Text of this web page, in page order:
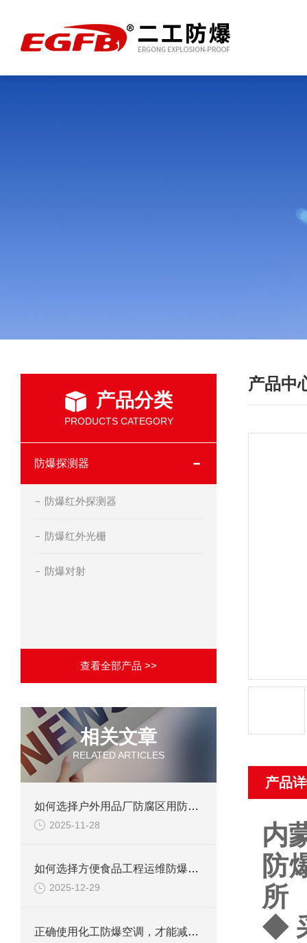
产品分类
PRODUCTS CATEGORY
防爆探测器
防爆红外探测器
防爆红外光栅
防爆对射
查看全部产品 >>
相关文章
RELATED ARTICLES
如何选择户外用品厂防腐区用防爆柜？
2025-11-28
如何选择方便食品工程运维防爆区用防爆柜?
2025-12-29
正确使用化工防爆空调，才能减少事故的发生
产品中
产品
内
防
所
◆